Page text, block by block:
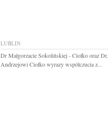
LUBLIN
Dr Małgorzacie Sokolińskiej - Ciołko oraz Dr.
Andrzejowi Ciołko wyrazy współczucia z...